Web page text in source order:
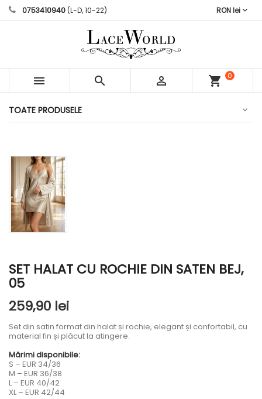
0753410940(L-D, 10-22) RON lei
   shopping_cart
0
TOATE PRODUSELE
SET HALAT CU ROCHIE DIN SATEN BEJ,
05
259,90 lei
Set din satin format din halat și rochie, elegant și confortabil, cu
material fin și plăcut la atingere.
Mărimi disponibile:
S – EUR 34/36
M – EUR 36/38
L – EUR 40/42
XL – EUR 42/44